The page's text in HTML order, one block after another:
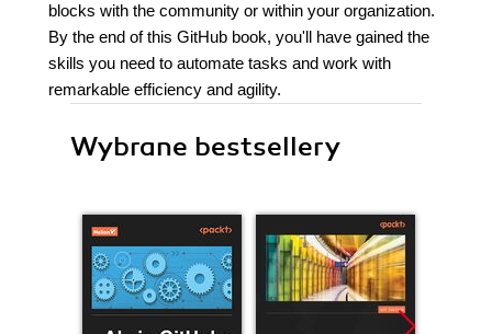
blocks with the community or within your organization.
By the end of this GitHub book, you'll have gained the
skills you need to automate tasks and work with
remarkable efficiency and agility.
Wybrane bestsellery